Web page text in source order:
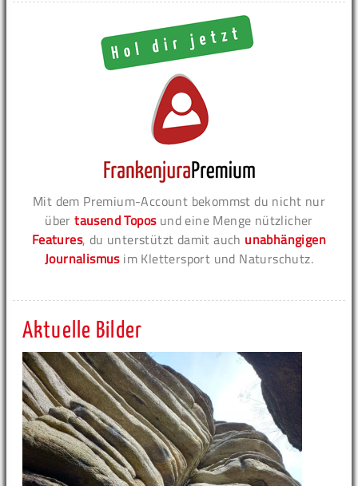
Mit dem Premium-Account bekommst du nicht nur
übertausend Toposund eine Menge nützlicher
Features, du unterstützt damit auch unabhängigen
Journalismusim Klettersport und Naturschutz.
Aktuelle Bilder